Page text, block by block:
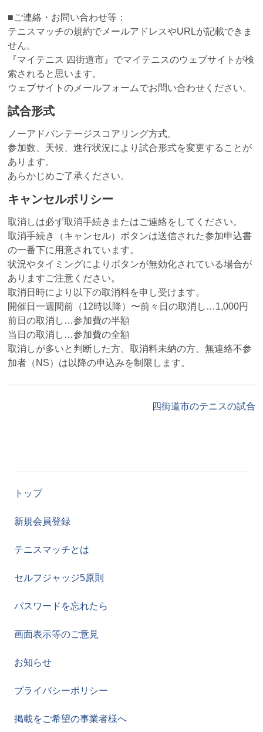
■ご連絡・お問い合わせ等：
テニスマッチの規約でメールアドレスやURLが記載できま
せん。
『マイテニス 四街道市』でマイテニスのウェブサイトが検
索されると思います。
ウェブサイトのメールフォームでお問い合わせください。
試合形式
ノーアドバンテージスコアリング方式。
参加数、天候、進行状況により試合形式を変更することが
あります。
あらかじめご了承ください。
キャンセルポリシー
取消しは必ず取消手続きまたはご連絡をしてください。
取消手続き（キャンセル）ボタンは送信された参加申込書
の一番下に用意されています。
状況やタイミングによりボタンが無効化されている場合が
ありますご注意ください。
取消日時により以下の取消料を申し受けます。
開催日一週間前（12時以降）〜前々日の取消し…1,000円
前日の取消し…参加費の半額
当日の取消し…参加費の全額
取消しが多いと判断した方、取消料未納の方、無連絡不参
加者（NS）は以降の申込みを制限します。
四街道市のテニスの試合
トップ
新規会員登録
テニスマッチとは
セルフジャッジ5原則
パスワードを忘れたら
画面表示等のご意見
お知らせ
プライバシーポリシー
掲載をご希望の事業者様へ